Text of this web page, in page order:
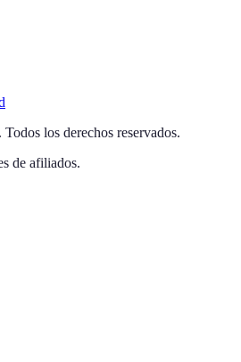
. Todos los derechos reservados.
de afiliados.